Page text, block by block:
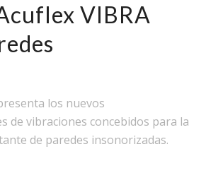
VIBRA
los nuevos
de vibraciones concebidos para la
de paredes insonorizadas.